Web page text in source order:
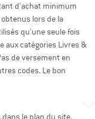
d'achat minimum
lors de la
qu'une seule fois
aux catégories Livres &
de versement en
codes. Le bon
dans le plan du site.